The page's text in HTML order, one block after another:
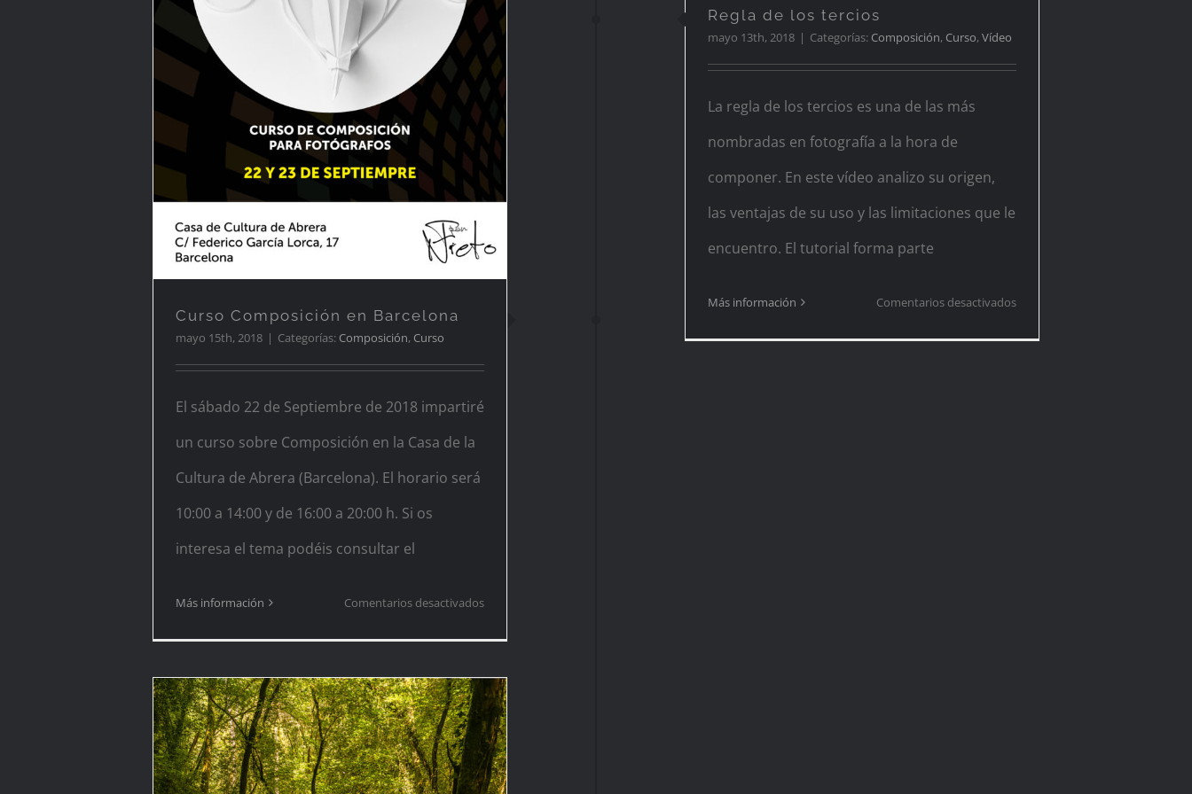
Curso Composición en
Barcelona
Curso Composición en Barcelona
mayo 15th, 2018 | Categorías: Composición, Curso
El sábado 22 de Septiembre de 2018 impartiré
un curso sobre Composición en la Casa de la
Cultura de Abrera (Barcelona). El horario será
10:00 a 14:00 y de 16:00 a 20:00 h. Si os
interesa el tema podéis consultar el
Más información Comentarios desactivadosen
en
Barcelona
Regla de los tercios
mayo 13th, 2018 | Categorías: Composición, Curso, Vídeo
La regla de los tercios es una de las más
nombradas en fotografía a la hora de
componer. En este vídeo analizo su origen,
las ventajas de su uso y las limitaciones que le
encuentro. El tutorial forma parte
Más información Comentarios desactivadosen